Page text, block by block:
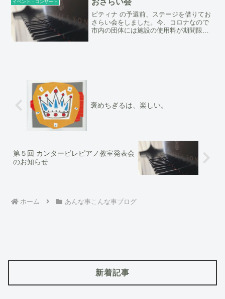
イベント・コンサート おさらい会
ピティナ の予選前、ステージを借りてお
さらい会をしました。今、コロナなので
市内の団体には施設の使用料が期間限定
褒めちぎるは、楽しい。
第５回 カンタービレピアノ教室発表会
のお知らせ
ホーム あんな事こんな事ブログ
新着記事